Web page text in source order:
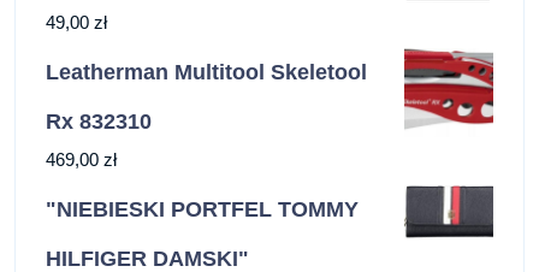
49,00 zł
Leatherman Multitool Skeletool
Rx 832310
469,00 zł
"NIEBIESKI PORTFEL TOMMY
HILFIGER DAMSKI"